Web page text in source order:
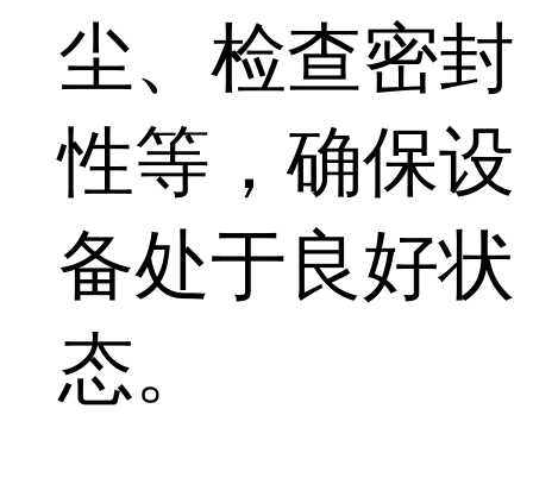
尘、检查密封
性等，确保设
备处于良好状
态。